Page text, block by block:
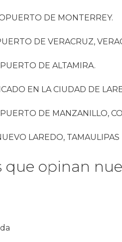
DE MONTERREY.
DE VERACRUZ,
DE ALTAMIRA.
EN LA CIUDAD DE
DE MANZANILLO,
LAREDO, TAMAULIPAS
que opinan